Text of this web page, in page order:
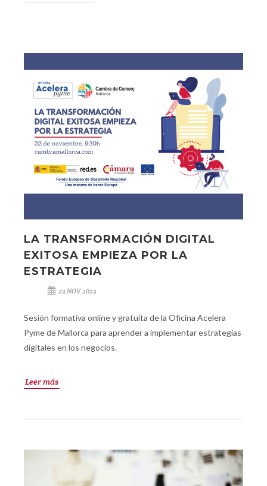
LA TRANSFORMACIÓN DIGITAL
EXITOSA EMPIEZA POR LA
ESTRATEGIA
22 NOV 2022
Sesión formativa online y gratuita de la Oficina Acelera
Pyme de Mallorca para aprender a implementar estrategias
digitales en los negocios.
Leer más